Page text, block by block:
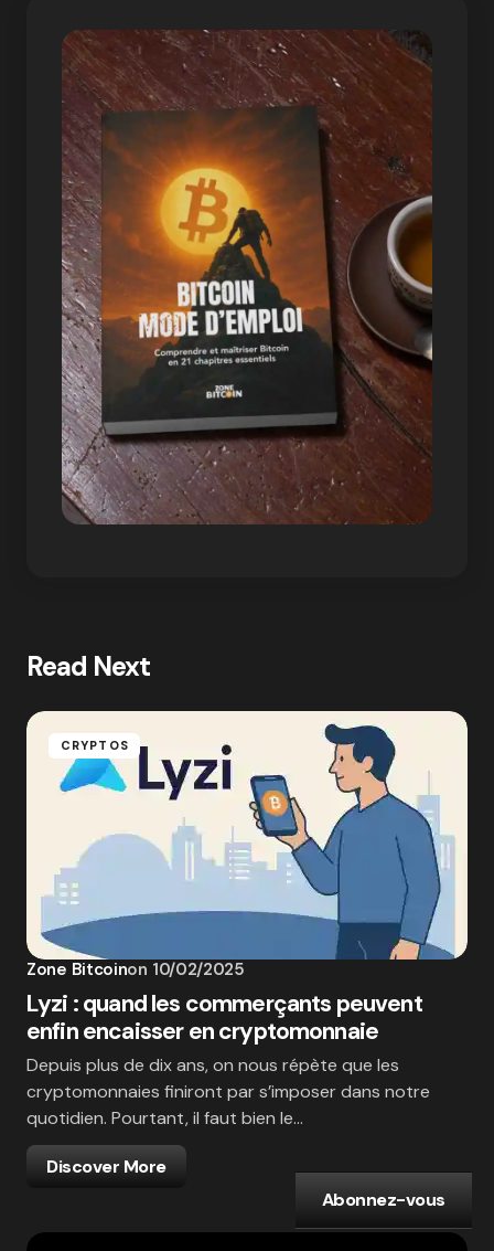
Read Next
CRYPTOS
Zone Bitcoinon 10/02/2025
Lyzi : quand les commerçants peuvent
enfin encaisser en cryptomonnaie
Depuis plus de dix ans, on nous répète que les
cryptomonnaies finiront par s’imposer dans notre
quotidien. Pourtant, il faut bien le…
Discover More
Abonnez-vous